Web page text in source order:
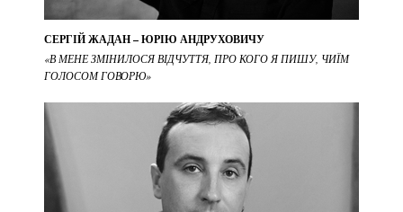
СЕРГІЙ ЖАДАН – ЮРІЮ АНДРУХОВИЧУ
«В МЕНЕ ЗМІНИЛОСЯ ВІДЧУТТЯ, ПРО КОГО Я ПИШУ, ЧИЇМ
ГОЛОСОМ ГОВОРЮ»